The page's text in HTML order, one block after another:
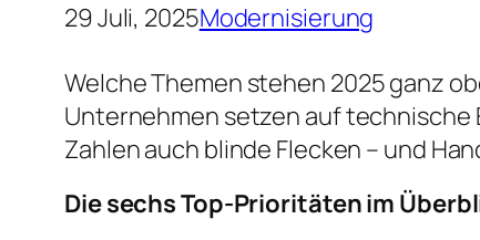
29 Juli, 2025Modernisierung
Welche Themen stehen 2025 ganz
Unternehmen setzen auf technische
Zahlen auch blinde Flecken – und
Die sechs Top-Prioritäten im